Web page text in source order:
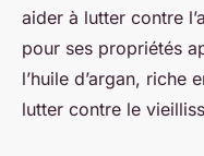
aider à lutter contre
pour ses propriétés
l’huile d’argan, riche
lutter contre le